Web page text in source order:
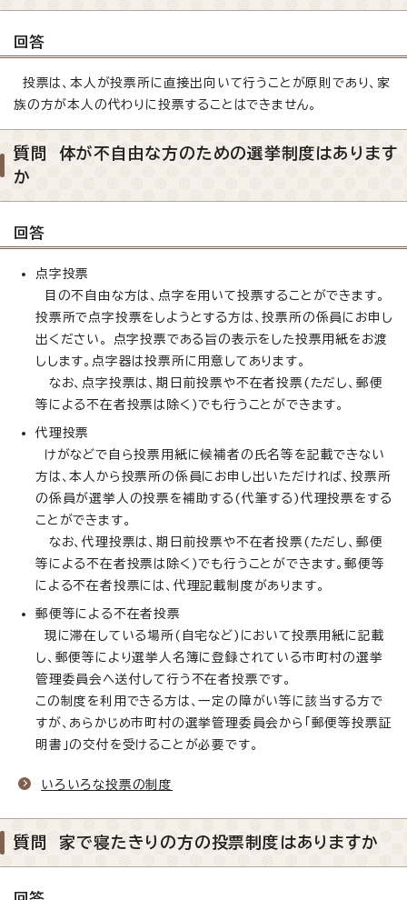
回答
投票は、本人が投票所に直接出向いて行うことが原則であり、家
族の方が本人の代わりに投票することはできません。
質問 体が不自由な方のための選挙制度はあります
か
回答
点字投票
目の不自由な方は、点字を用いて投票することができます。
投票所で点字投票をしようとする方は、投票所の係員にお申し
出ください。 点字投票である旨の表示をした投票用紙をお渡
しします。点字器は投票所に用意してあります。
なお、点字投票は、期日前投票や不在者投票(ただし、郵便
等による不在者投票は除く)でも行うことができます。
代理投票
けがなどで自ら投票用紙に候補者の氏名等を記載できない
方は、本人から投票所の係員にお申し出いただければ、投票所
の係員が選挙人の投票を補助する(代筆する)代理投票をする
ことができます。
なお、代理投票は、期日前投票や不在者投票(ただし、郵便
等による不在者投票は除く)でも行うことができます。郵便等
による不在者投票には、代理記載制度があります。
郵便等による不在者投票
現に滞在している場所(自宅など)において投票用紙に記載
し、郵便等により選挙人名簿に登録されている市町村の選挙
管理委員会へ送付して行う不在者投票です。
この制度を利用できる方は、一定の障がい等に該当する方で
すが、あらかじめ市町村の選挙管理委員会から「郵便等投票証
明書」の交付を受けることが必要です。
いろいろな投票の制度
質問 家で寝たきりの方の投票制度はありますか